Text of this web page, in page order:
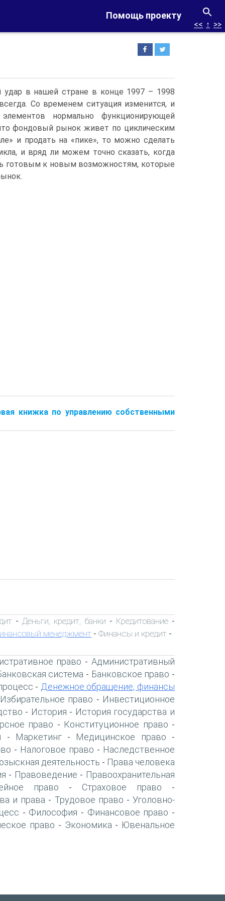
Помощь проекту
<< ↑ >>
в нашей стране в конце 1997 – 1998
Со временем ситуация изменится, и
нормально функционирующей
фондовый рынок живет по циклическим
и продать на «пике», то можно сделать
и вряд ли можем точно сказать, когда
готовым к новым возможностям, которые
книжка по управлению собственными
- Деньги, кредит, банки - Кредитование -
менеджмент - Финансы и кредит -
право -Административный
система - Банковское право -
- Денежное обращение, финансы
Избирательное право - Инвестиционное
- История - История государства и
право - Конституционное право -
- Маркетинг- Медицинское право -
- Налоговое право - Наследственное
деятельность - Права человека
- Правоведение - Правоохранительная
право - Страховое право -
и права - Трудовое право -Уголовно-
- Философия - Финансовое право -
право - Экономика - Ювенальное